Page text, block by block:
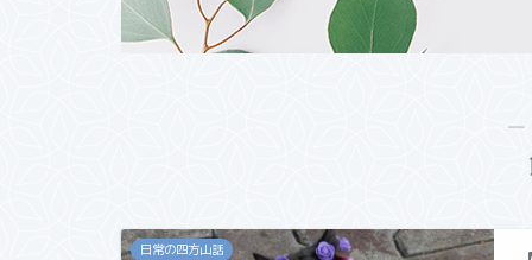
―
日常の四方山話